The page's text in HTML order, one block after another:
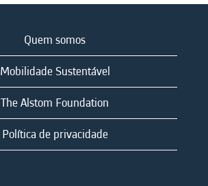
Quem somos
Mobilidade Sustentável
The Alstom Foundation
Política de privacidade